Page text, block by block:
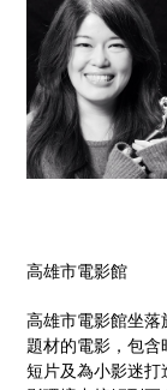
高雄市電影館
高雄市電影館坐
題材的電影，包
短片及為小影迷